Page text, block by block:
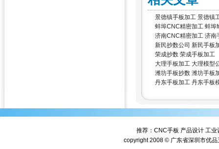
景德镇手板加工 景德镇
蚌埠CNC精密加工 蚌埠
济南CNC精密加工 济南
新民抄数公司 新民手板
荣成抄数 荣成手板加工
大理手板加工 大理模型
潍坊手板抄数 潍坊手板
丹东手板加工 丹东手板
推荐： CNC手板 产品设计 工业
copyright 2008 © 广东省深圳市优